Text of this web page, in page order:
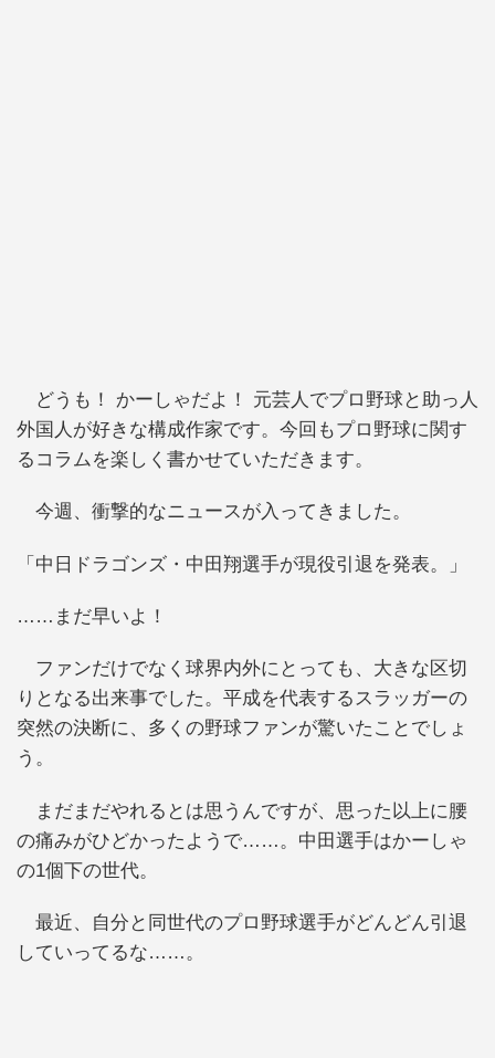
どうも！ かーしゃだよ！ 元芸人でプロ野球と助っ人
外国人が好きな構成作家です。今回もプロ野球に関す
るコラムを楽しく書かせていただきます。
今週、衝撃的なニュースが入ってきました。
「中日ドラゴンズ・中田翔選手が現役引退を発表。」
……まだ早いよ！
ファンだけでなく球界内外にとっても、大きな区切
りとなる出来事でした。平成を代表するスラッガーの
突然の決断に、多くの野球ファンが驚いたことでしょ
う。
まだまだやれるとは思うんですが、思った以上に腰
の痛みがひどかったようで……。中田選手はかーしゃ
の1個下の世代。
最近、自分と同世代のプロ野球選手がどんどん引退
していってるな……。